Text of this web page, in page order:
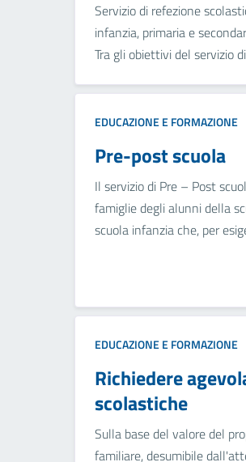
Servizio di refezione
infanzia, primaria e
Tra gli obiettivi del servizio
EDUCAZIONE E FORMAZIONE
Pre-post scuola
Il servizio di Pre – Post
famiglie degli alunni della
scuola infanzia che, per
EDUCAZIONE E FORMAZIONE
Richiedere
scolastiche
Sulla base del valore del
familiare, desumibile